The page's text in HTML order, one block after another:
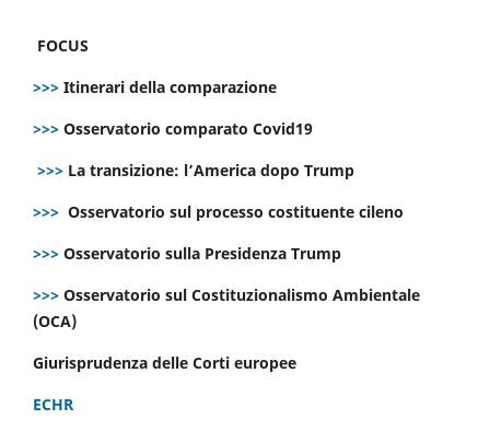
FOCUS
>>> Itinerari della comparazione
>>> Osservatorio comparato Covid19
>>> La transizione: l’America dopo Trump
>>> Osservatorio sul processo costituente cileno
>>> Osservatorio sulla Presidenza Trump
>>> Osservatorio sul Costituzionalismo Ambientale
(OCA)
Giurisprudenza delle Corti europee
ECHR